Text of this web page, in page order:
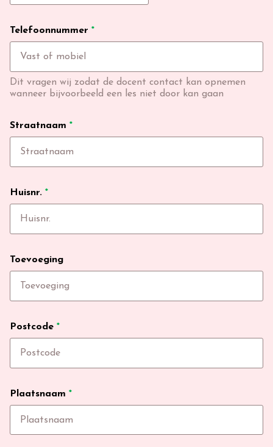
Telefoonnummer *
Dit vragen wij zodat de docent contact kan opnemen
wanneer bijvoorbeeld een les niet door kan gaan
Straatnaam *
Huisnr. *
Toevoeging
Postcode *
Plaatsnaam *